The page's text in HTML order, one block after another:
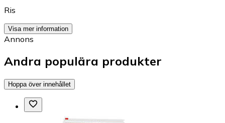
Ris
Visa mer information
Annons
Andra populära produkter
Hoppa över innehållet